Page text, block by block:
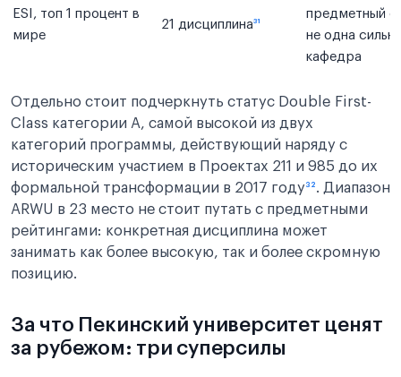
ESI, топ 1 процент в
мире
21 дисциплина³¹
предметный
не одна
кафедра
Отдельно стоит подчеркнуть статус Double First-
Class категории A, самой высокой из двух
категорий программы, действующий наряду с
историческим участием в Проектах 211 и 985 до их
формальной трансформации в 2017 году³². Диапазон
ARWU в 23 место не стоит путать с предметными
рейтингами: конкретная дисциплина может
занимать как более высокую, так и более скромную
позицию.
За что Пекинский университет ценят
за рубежом: три суперсилы